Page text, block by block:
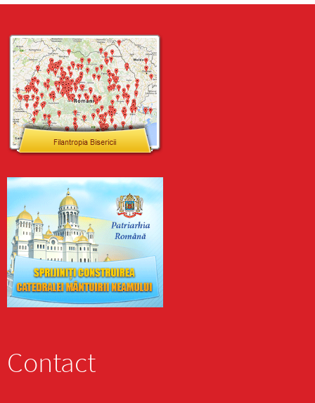
Contact